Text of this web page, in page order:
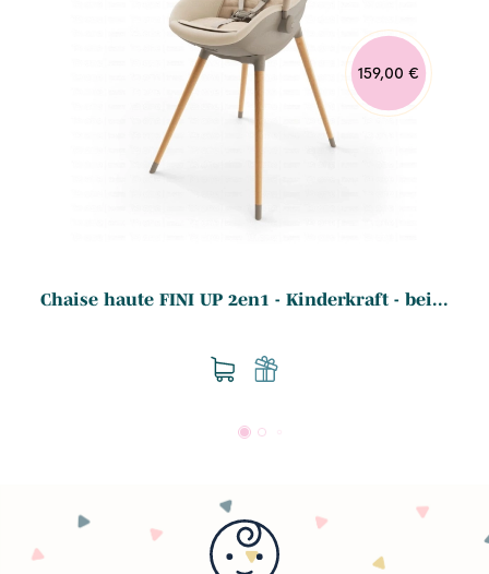
159,00 €
Chaise haute FINI UP 2en1 - Kinderkraft - bei...